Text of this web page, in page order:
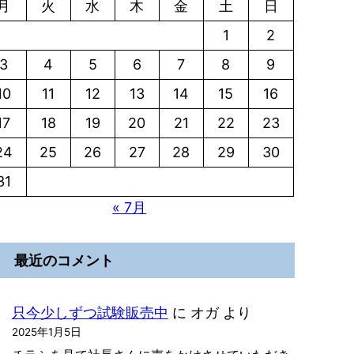
月
火 水 木 金 土
日
1
2
3
4 5 6 7 8
9
11 12 13 14 15
16
18 19 20 21 22
23
25 26 27 28 29
30
« 7月
最近のコメント
只今少しずつ試験販売中 に オガより
2025年1月5日